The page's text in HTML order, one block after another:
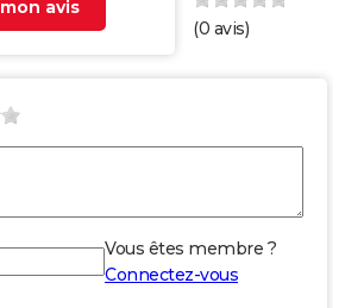
avis
(0 avis)
Vous êtes membre ?
Connectez-vous